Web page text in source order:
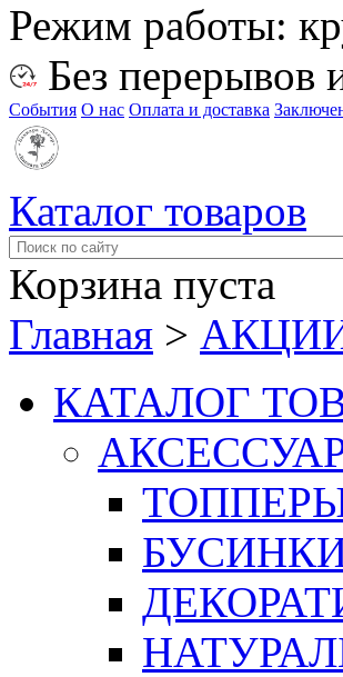
Режим работы:
Без перерывов
События О нас Оплата и доставка
Каталог товаров
Корзина пуста
Главная >
КАТАЛОГ